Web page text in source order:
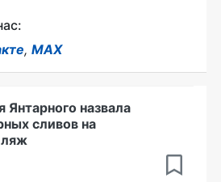
, MAX
назвала
сливов на